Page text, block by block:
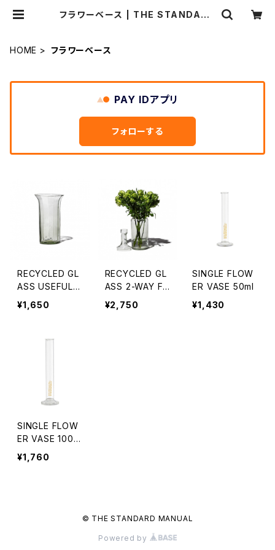
フラワーベース | THE STANDARD
HOME フラワーベース
PAY IDアプリ
フォローする
RECYCLED GL
ASS USEFUL F
LOWER VASE
¥1,650
RECYCLED GL
ASS 2-WAY FL
OWER VASE
¥2,750
SINGLE FLOW
ER VASE 50ml
¥1,430
SINGLE FLOW
ER VASE 100m
l
¥1,760
© THE STANDARD MANUAL
Powered by